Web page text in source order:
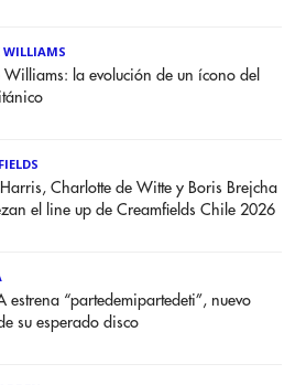
WILLIAMS
Williams: la evolución de un ícono del
Charlotte de Witte y Boris Brejcha
el line up de Creamfields Chile 2026
estrena “partedemipartedeti”, nuevo
su esperado disco